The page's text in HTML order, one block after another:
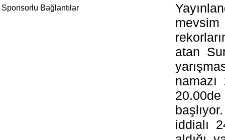
Sponsorlu Bağlantılar
аtаn
iddialı